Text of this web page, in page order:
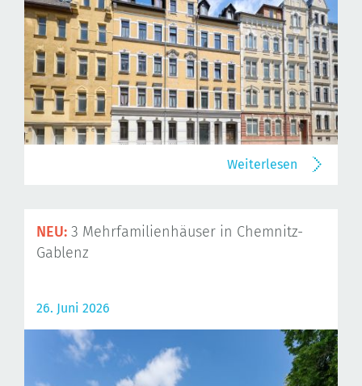
Weiterlesen
NEU: 3 Mehrfamilienhäuser in Chemnitz-
Gablenz
26. Juni 2026